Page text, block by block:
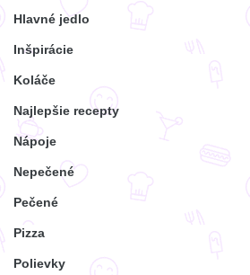
Hlavné jedlo
Inšpirácie
Koláče
Najlepšie recepty
Nápoje
Nepečené
Pečené
Pizza
Polievky